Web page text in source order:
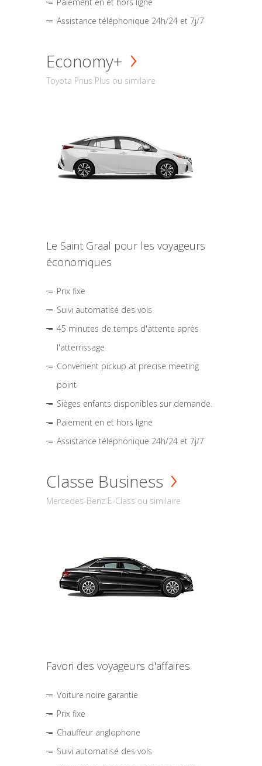
Assistance téléphonique 24h/24 et 7j/7
Economy+
Toyota Prius Plus ou similaire
Le Saint Graal pour les voyageurs
économiques
Prix fixe
Suivi automatisé des vols
45 minutes de temps d'attente après
l'atterrissage
Convenient pickup at precise meeting
point
Sièges enfants disponibles sur demande.
Paiement en et hors ligne
Assistance téléphonique 24h/24 et 7j/7
Classe Business
Mercedes-Benz E-Class ou similaire
Favori des voyageurs d'affaires
Voiture noire garantie
Prix fixe
Chauffeur anglophone
Suivi automatisé des vols